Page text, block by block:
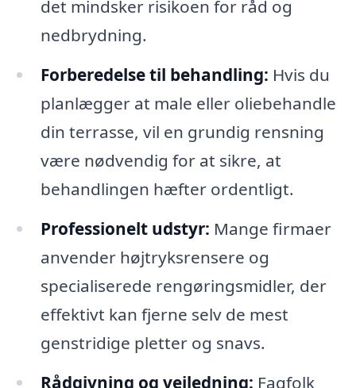
det mindsker risikoen for råd og
nedbrydning.
Forberedelse til behandling: Hvis du
planlægger at male eller oliebehandle
din terrasse, vil en grundig rensning
være nødvendig for at sikre, at
behandlingen hæfter ordentligt.
Professionelt udstyr: Mange firmaer
anvender højtryksrensere og
specialiserede rengøringsmidler, der
effektivt kan fjerne selv de mest
genstridige pletter og snavs.
Rådgivning og vejledning: Fagfolk